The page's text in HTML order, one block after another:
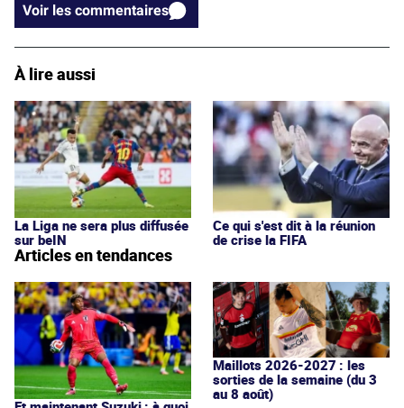
Voir les commentaires
À lire aussi
La Liga ne sera plus diffusée
sur beIN
Ce qui s'est dit à la réunion
de crise la FIFA
Articles en tendances
Maillots 2026-2027 : les
sorties de la semaine (du 3
au 8 août)